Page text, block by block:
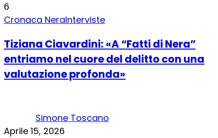
6
Cronaca NeraInterviste
Tiziana Ciavardini: «A “Fatti di Nera”
entriamo nel cuore del delitto con una
valutazione profonda»
Simone Toscano
Aprile 15, 2026